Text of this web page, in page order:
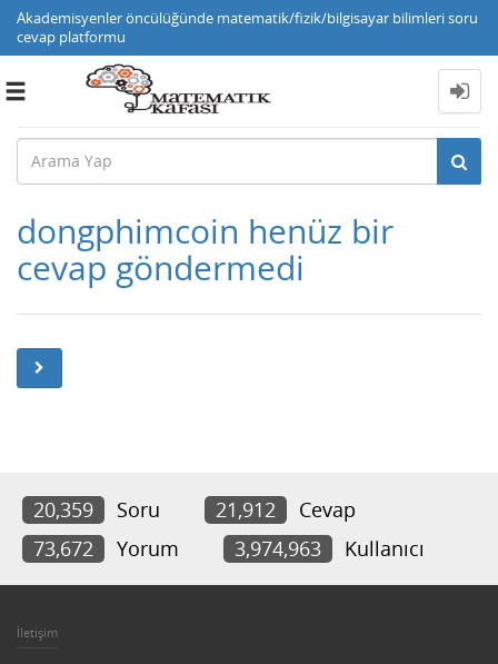
Akademisyenler öncülüğünde matematik/fizik/bilgisayar bilimleri soru
cevap platformu
Toggle
dongphimcoin henüz bir
cevap göndermedi
20,359 Soru 21,912
Cevap
73,672
Yorum 3,974,963 Kullanıcı
İletişim